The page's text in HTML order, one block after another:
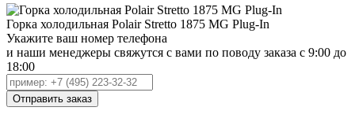
Горка холодильная Polair Stretto 1875 MG Plug-In
Укажите ваш номер телефона
и наши менеджеры свяжутся с вами по поводу заказа с 9:00 до
18:00